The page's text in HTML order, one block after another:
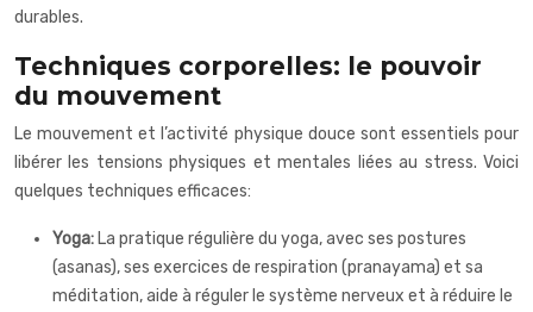
durables.
Techniques corporelles: le pouvoir
du mouvement
Le mouvement et l’activité physique douce sont essentiels pour
libérer les tensions physiques et mentales liées au stress. Voici
quelques techniques efficaces:
Yoga: La pratique régulière du yoga, avec ses postures
(asanas), ses exercices de respiration (pranayama) et sa
méditation, aide à réguler le système nerveux et à réduire le